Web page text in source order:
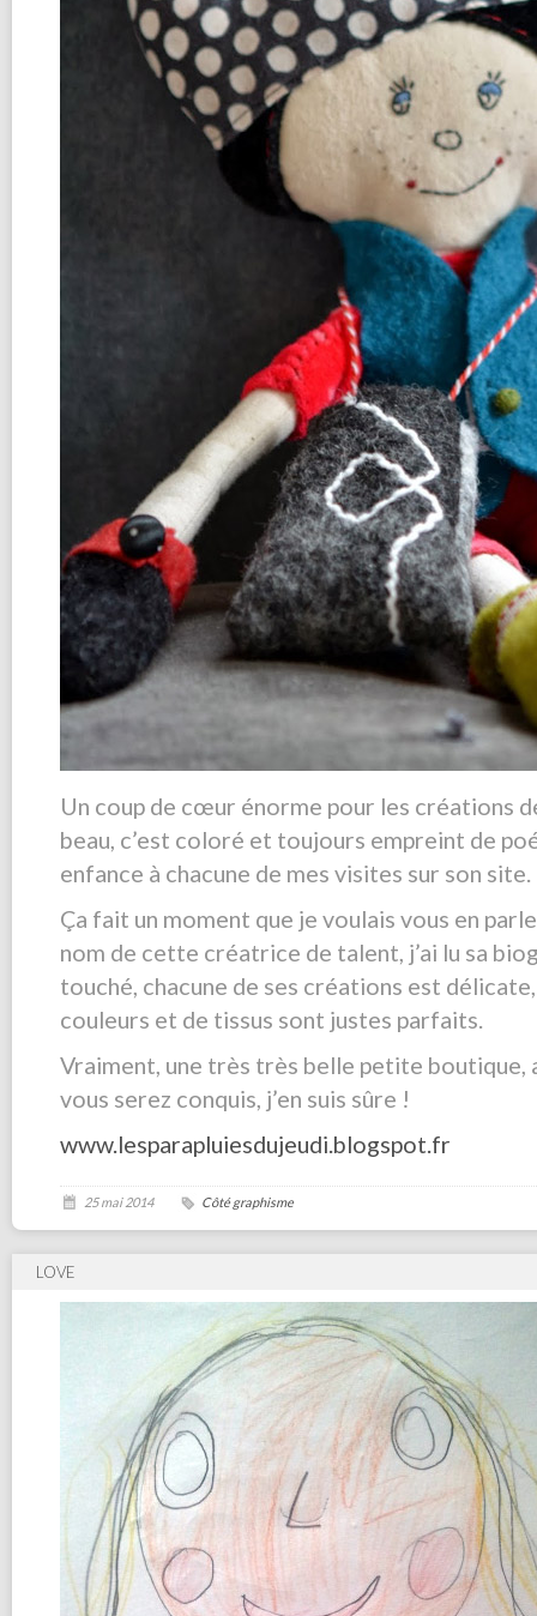
Un coup de cœur énorme pour les créations
beau, c’est coloré et toujours empreint de
enfance à chacune de mes visites sur son site.
Ça fait un moment que je voulais vous en
nom de cette créatrice de talent, j’ai lu sa
touché, chacune de ses créations est
couleurs et de tissus sont justes parfaits.
Vraiment, une très très belle petite boutique,
vous serez conquis, j’en suis sûre !
www.lesparapluiesdujeudi.blogspot.fr
25 mai 2014 Côté graphisme
LOVE